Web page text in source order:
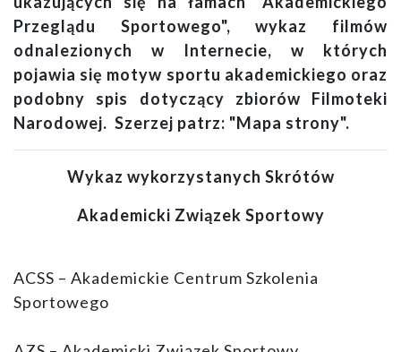
Przeglądu Sportowego", wykaz filmów
odnalezionych w Internecie, w których
pojawia się motyw sportu akademickiego oraz
podobny spis dotyczący zbiorów Filmoteki
Narodowej. Szerzej patrz: "Mapa strony".
Wykaz wykorzystanych Skrótów
Akademicki Związek Sportowy
ACSS – Akademickie Centrum Szkolenia
Sportowego